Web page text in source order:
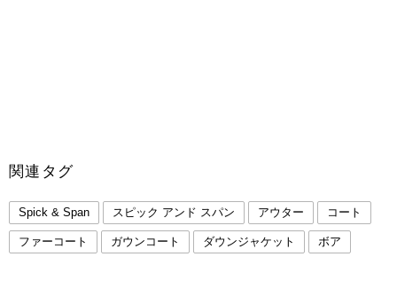
関連タグ
Spick & Span スピック アンド スパン アウター コート
ファーコート ガウンコート ダウンジャケット ボア